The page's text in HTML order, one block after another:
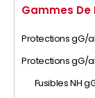
Gammes De
Protections gG/
Protections gG/
Fusibles NH